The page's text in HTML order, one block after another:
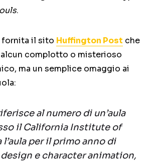
.
fornita il sito Huffington Post che
complotto o misterioso
ma un semplice omaggio ai
al numero di un’aula
il California Institute of
l’aula per il primo anno di
e character animation,